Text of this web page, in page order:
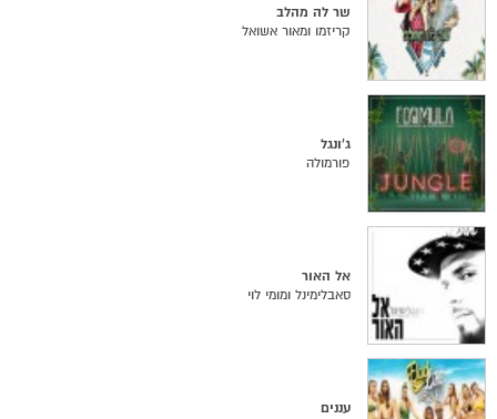
שר לה מהלב
קריזמו ומאור אשואל
ג'ונגל
פורמולה
אל האור
סאבלימינל ומומי לוי
עננים